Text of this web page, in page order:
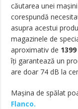
căutarea unei
corespundă
asupra acestui
magazinele de
aproximativ de 1399
îţi garantează un
are doar 74 dB la
Mașina de spălat
Flanco.